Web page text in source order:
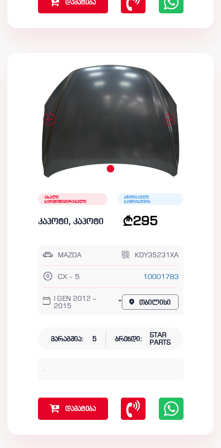
დამატება
ახალი
სერტიფიცირებული
ამერიკული
ბაზრისთვის
კაპოტი, კაპოტი 295
MAZDA KDY35231XA
CX - 5 10001783
I GEN 2012 –
2015
თბილისი
მარაგშია: 5 ბრენდი:
STAR
PARTS
.
დამატება